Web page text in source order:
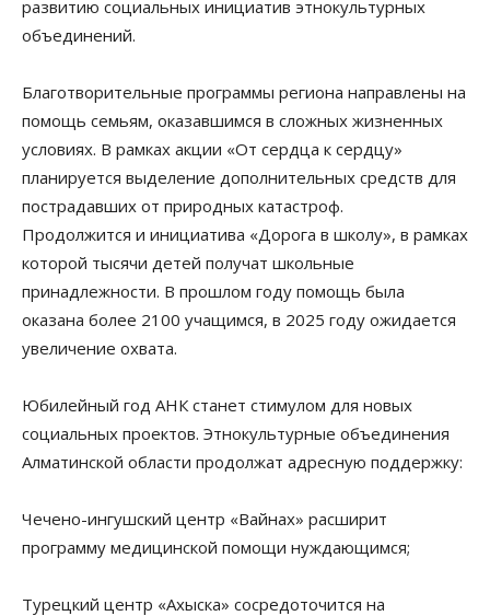
развитию социальных инициатив этнокультурных
объединений.
Благотворительные программы региона направлены на
помощь семьям, оказавшимся в сложных жизненных
условиях. В рамках акции «От сердца к сердцу»
планируется выделение дополнительных средств для
пострадавших от природных катастроф.
Продолжится и инициатива «Дорога в школу», в рамках
которой тысячи детей получат школьные
принадлежности. В прошлом году помощь была
оказана более 2100 учащимся, в 2025 году ожидается
увеличение охвата.
Юбилейный год АНК станет стимулом для новых
социальных проектов. Этнокультурные объединения
Алматинской области продолжат адресную поддержку:
Чечено-ингушский центр «Вайнах» расширит
программу медицинской помощи нуждающимся;
Турецкий центр «Ахыска» сосредоточится на